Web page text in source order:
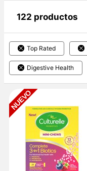
122 productos
Top Rated
Digestive Health
NUEVO